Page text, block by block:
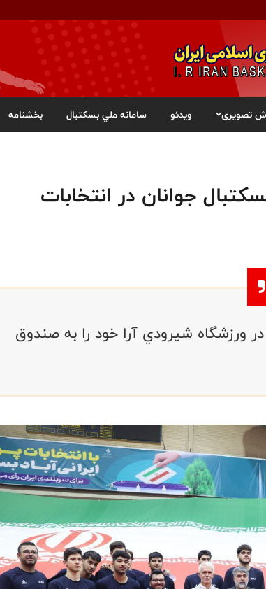
تصویری ویدئو سامانه ملي بسکتبال بخشنامه
جوانان در انتخابات
ورزشگاه شيرودي آرا خود را به صندوق